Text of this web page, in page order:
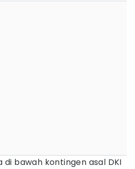
di bawah kontingen asal DKI